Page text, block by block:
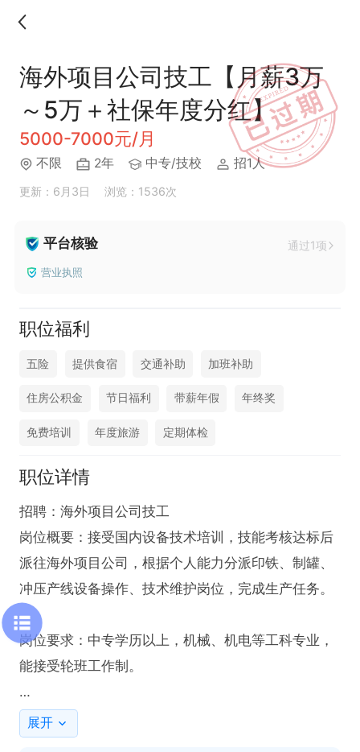
海外项目公司技工【月薪3万
～5万＋社保年度分红】
5000-7000元/月
不限 2年 中专/技校 招1人
更新：6月3日 浏览：1536次
平台核验 通过1项
营业执照
职位福利
五险 提供食宿 交通补助 加班补助
住房公积金 节日福利 带薪年假 年终奖
免费培训 年度旅游 定期体检
职位详情
招聘：海外项目公司技工
岗位概要：接受国内设备技术培训，技能考核达标后
派往海外项目公司，根据个人能力分派印铁、制罐、
冲压产线设备操作、技术维护岗位，完成生产任务。
岗位要求：中专学历以上，机械、机电等工科专业，
能接受轮班工作制。
薪资待遇：内训期：月薪5-7K
展开